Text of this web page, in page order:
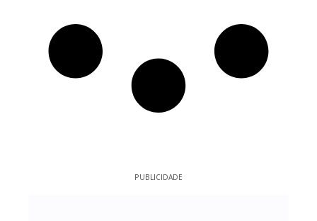
PUBLICIDADE